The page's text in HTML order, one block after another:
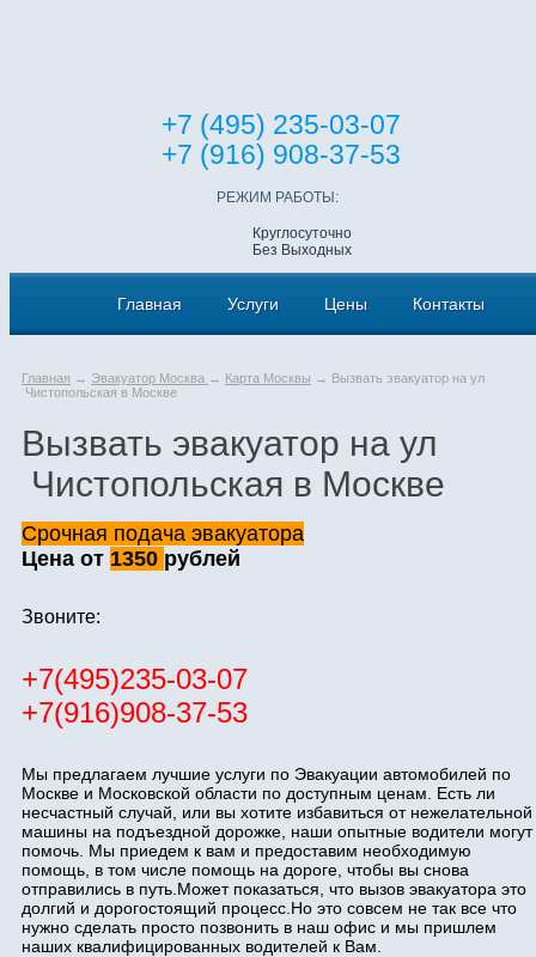
+7 (495) 235-03-07
+7 (916) 908-37-53
РЕЖИМ РАБОТЫ:
Круглосуточно
Без Выходных
Главная Услуги Цены Контакты
Главная → Эвакуатор Москва → Карта Москвы → Вызвать эвакуатор на ул
Чистопольская в Москве
Вызвать эвакуатор на ул
Чистопольская в Москве
Срочная подача эвакуатора
Цена от 1350 рублей
Звоните:
+7(495)235-03-07
+7(916)908-37-53
Мы предлагаем лучшие услуги по Эвакуации автомобилей по
Москве и Московской области по доступным ценам. Есть ли
несчастный случай, или вы хотите избавиться от нежелательной
машины на подъездной дорожке, наши опытные водители могут
помочь. Мы приедем к вам и предоставим необходимую
помощь, в том числе помощь на дороге, чтобы вы снова
отправились в путь.Может показаться, что вызов эвакуатора это
долгий и дорогостоящий процесс.Но это совсем не так все что
нужно сделать просто позвонить в наш офис и мы пришлем
наших квалифицированных водителей к Вам.